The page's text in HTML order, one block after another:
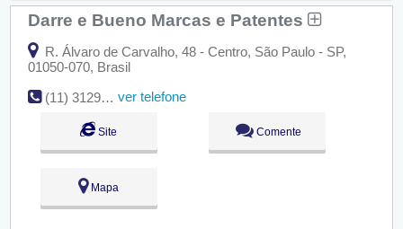
Darre e Bueno Marcas e Patentes
R. Álvaro de Carvalho, 48 - Centro, São Paulo - SP,
01050-070, Brasil
(11) 3129-4363
ver telefone
Site Comente
Mapa